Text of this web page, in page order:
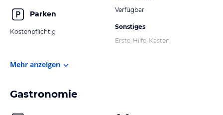
Parken
Kostenpflichtig
Verfügbar
Sonstiges
Erste-Hilfe-Kasten
Mehr anzeigen
Gastronomie